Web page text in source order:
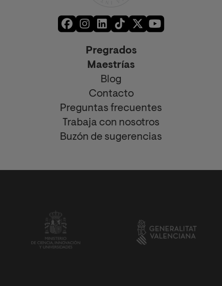
Pregrados
Maestrías
Blog
Contacto
Preguntas frecuentes
Trabaja con nosotros
Buzón de sugerencias